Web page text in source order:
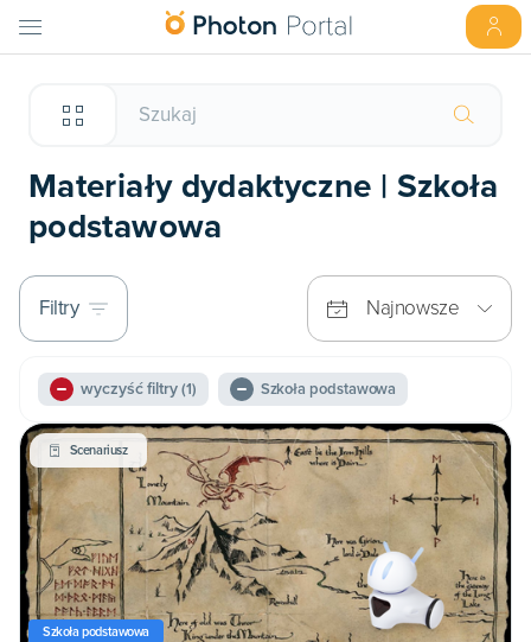
Materiały dydaktyczne | Szkoła
podstawowa
Filtry Najnowsze
wyczyść filtry(1) Szkoła podstawowa
Scenariusz
Szkoła podstawowa